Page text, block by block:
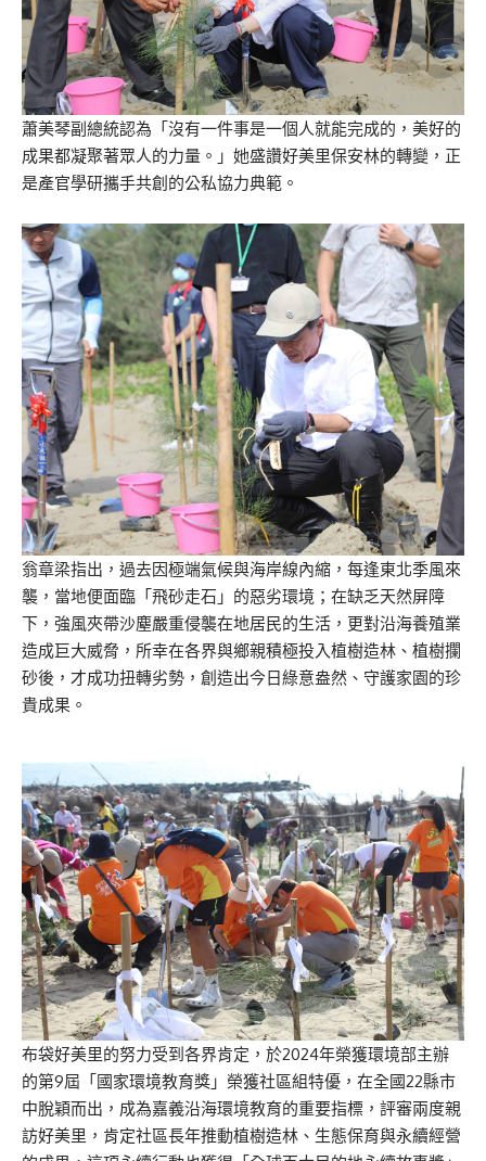
蕭美琴副總統認為「沒有一件事是一個人就能完成的，美好的
成果都凝聚著眾人的力量。」她盛讚好美里保安林的轉變，正
是產官學研攜手共創的公私協力典範。
翁章梁指出，過去因極端氣候與海岸線內縮，每逢東北季風來
襲，當地便面臨「飛砂走石」的惡劣環境；在缺乏天然屏障
下，強風夾帶沙塵嚴重侵襲在地居民的生活，更對沿海養殖業
造成巨大威脅，所幸在各界與鄉親積極投入植樹造林、植樹攔
砂後，才成功扭轉劣勢，創造出今日綠意盎然、守護家園的珍
貴成果。
布袋好美里的努力受到各界肯定，於2024年榮獲環境部主辦
的第9屆「國家環境教育獎」榮獲社區組特優，在全國22縣市
中脫穎而出，成為嘉義沿海環境教育的重要指標，評審兩度親
訪好美里，肯定社區長年推動植樹造林、生態保育與永續經營